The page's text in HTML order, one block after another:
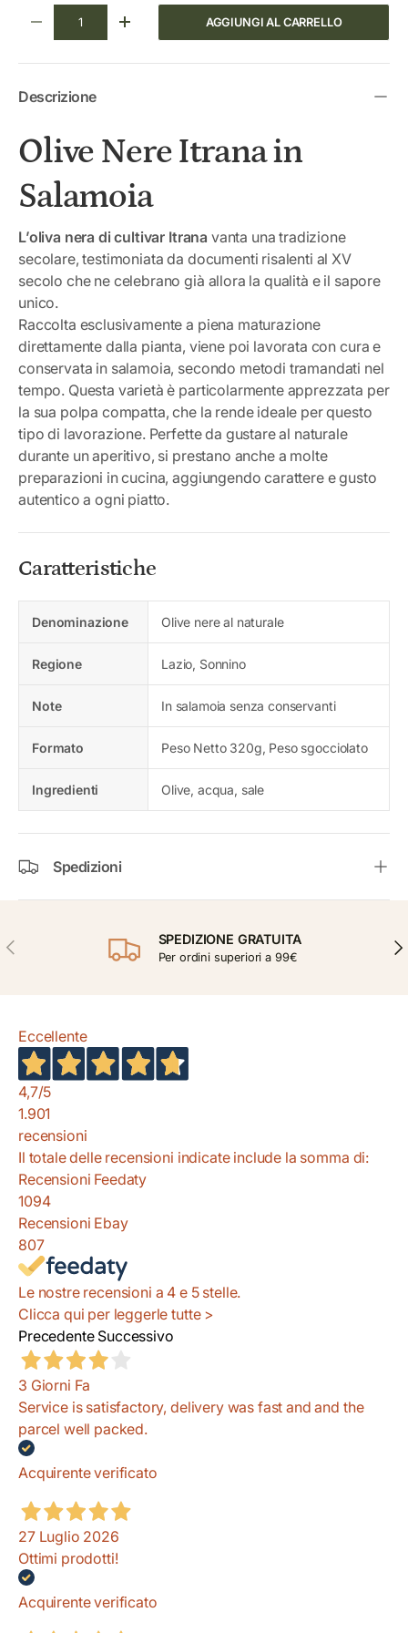
DIMINUIRE LA QUANTITÀAUMENTA LA QUANTITÀAGGIUNGI AL CARRELLO
Descrizione
Olive Nere Itrana in
Salamoia
L’oliva nera di cultivar Itrana vanta una tradizione
secolare, testimoniata da documenti risalenti al XV
secolo che ne celebrano già allora la qualità e il sapore
unico.
Raccolta esclusivamente a piena maturazione
direttamente dalla pianta, viene poi lavorata con cura e
conservata in salamoia, secondo metodi tramandati nel
tempo. Questa varietà è particolarmente apprezzata per
la sua polpa compatta, che la rende ideale per questo
tipo di lavorazione. Perfette da gustare al naturale
durante un aperitivo, si prestano anche a molte
preparazioni in cucina, aggiungendo carattere e gusto
autentico a ogni piatto.
Caratteristiche
Denominazione Olive nere al naturale
Regione Lazio, Sonnino
Note In salamoia senza conservanti
Formato Peso Netto 320g, Peso sgocciolato
Ingredienti Olive, acqua, sale
Spedizioni
INDIETRO SPEDIZIONE GRATUITA
Per ordini superiori a 99€
Eccellente
4,7/5
1.901
recensioni
Il totale delle recensioni indicate include la somma di:
Recensioni Feedaty
1094
Recensioni Ebay
807
Le nostre recensioni a 4 e 5 stelle.
Clicca qui per leggerle tutte >
Precedente Successivo
3 Giorni Fa
Service is satisfactory, delivery was fast and and the
parcel well packed.
Acquirente verificato
27 Luglio 2026
Ottimi prodotti!
Acquirente verificato